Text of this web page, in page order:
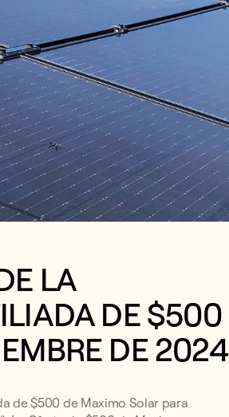
LA
DE $500
DE 2024
de $500 de Maximo Solar para